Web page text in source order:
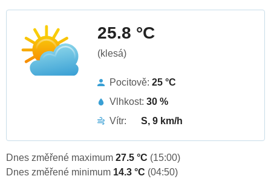
25.8 °C
(klesá)
Pocitově: 25 °C
Vlhkost: 30 %
Vítr:
S, 9 km/h
Dnes změřené maximum 27.5 °C (15:00)
Dnes změřené minimum 14.3 °C (04:50)